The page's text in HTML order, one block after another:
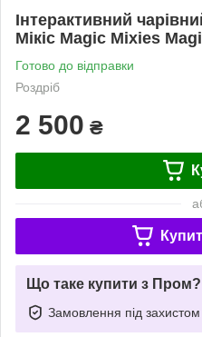
Інтерактивний
Мікіс Magic Mixies
Готово до відправки
Роздріб
2 500 ₴
Що таке купити з Пром?
Замовлення під захистом